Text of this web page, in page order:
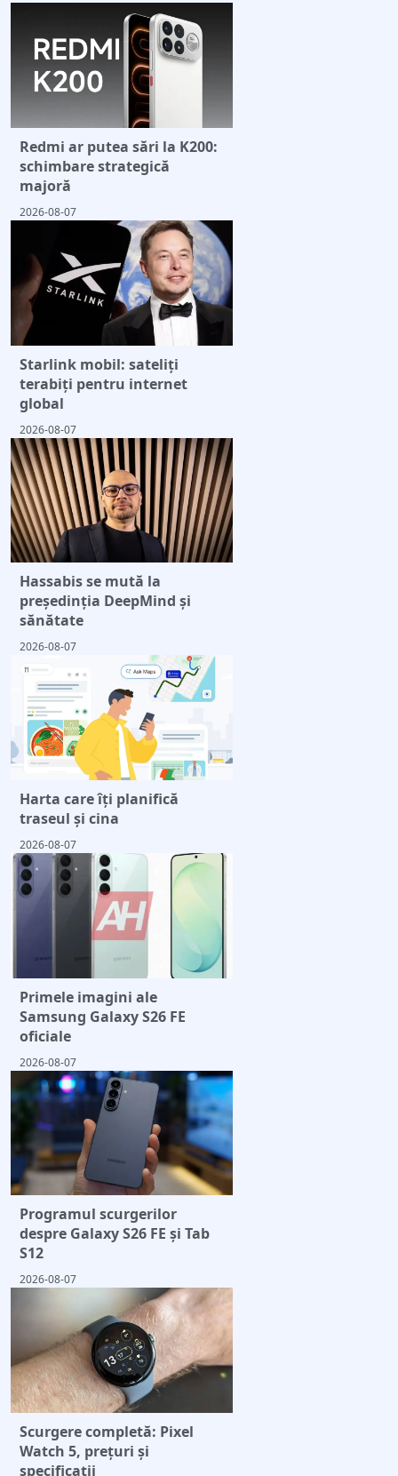
Redmi ar putea sări la K200:
schimbare strategică
majoră
2026-08-07
Starlink mobil: sateliți
terabiți pentru internet
global
2026-08-07
Hassabis se mută la
președinția DeepMind și
sănătate
2026-08-07
Harta care îți planifică
traseul și cina
2026-08-07
Primele imagini ale
Samsung Galaxy S26 FE
oficiale
2026-08-07
Programul scurgerilor
despre Galaxy S26 FE și Tab
S12
2026-08-07
Scurgere completă: Pixel
Watch 5, prețuri și
specificații